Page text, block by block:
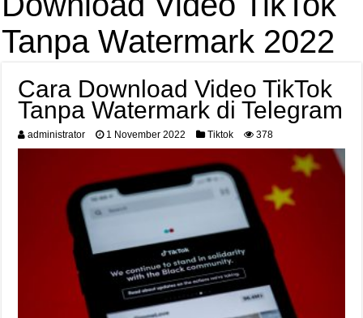
Tanpa Watermark 2022
Cara Download Video TikTok
Tanpa Watermark di Telegram
administrator 1 November 2022 Tiktok 378